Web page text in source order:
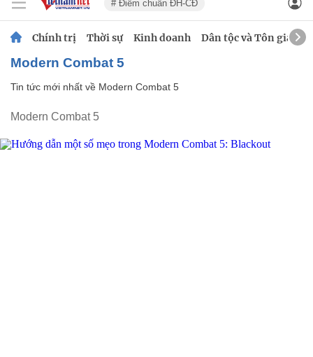
# Điểm chuẩn ĐH-CĐ
Chính trị Thời sự Kinh doanh Dân tộc và Tôn giáo
Modern Combat 5
Tin tức mới nhất về Modern Combat 5
Modern Combat 5